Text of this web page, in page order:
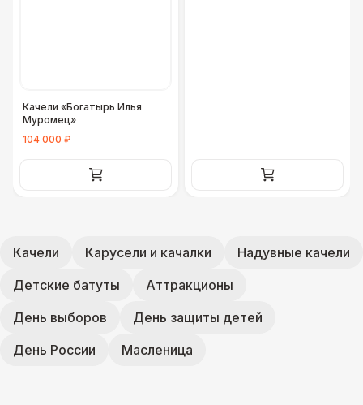
Качели «Богатырь Илья
Муромец»
104 000 ₽
Качели Карусели и качалки
Надувные качели
Детские батуты
Аттракционы
День выборов
День защиты детей
День России
Масленица